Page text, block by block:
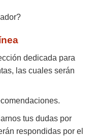
dedicada para
las cuales serán
tus dudas por
respondidas por el